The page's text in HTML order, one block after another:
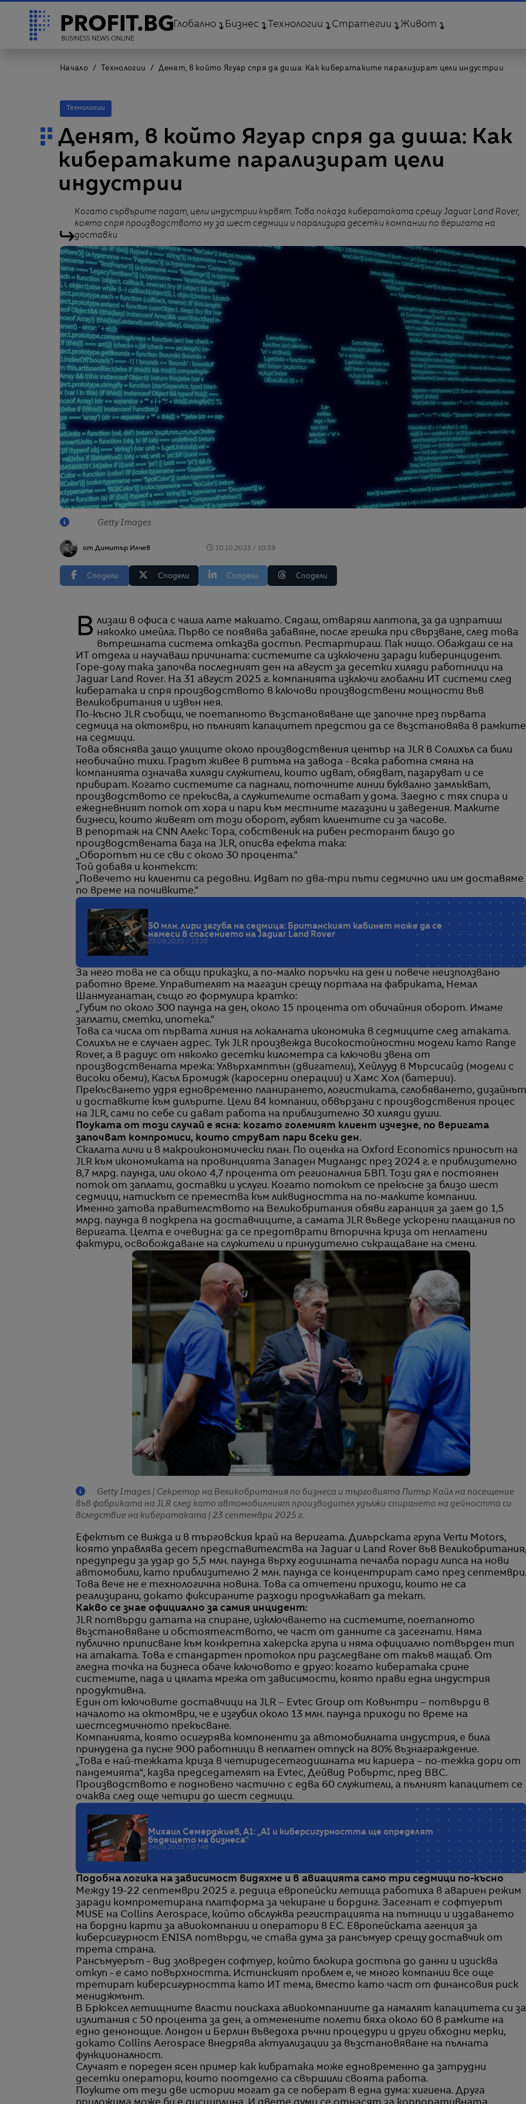
Глобално Бизнес Технологии Стратегии Живот
Начало Технологии Денят, в който Ягуар спря да диша: Как кибератаките парализират цели индустрии
Технологии
Денят, в който Ягуар спря да диша: Как
кибератаките парализират цели
индустрии
Когато сървърите падат, цели индустрии кървят. Това показа кибератаката срещу Jaguar Land Rover,
която спря производството му за шест седмици и парализира десетки компании по веригата на
доставки
Getty Images
от Димитър Илчев 10.10.2025 / 10:39
Сподели Сподели Сподели Сподели
Влизаш в офиса с чаша лате макиато. Сядаш, отваряш лаптопа, за да изпратиш няколко имейла. Първо се появява забавяне, после грешка при свързване, след това
вътрешната система отказва достъп. Рестартираш. Пак нищо. Обаждаш се на
ИТ отдела и научаваш причината: системите са изключени заради киберинцидент.
Горе-долу така започва последният ден на август за десетки хиляди работници на
Jaguar Land Rover. На 31 август 2025 г. компанията изключи глобални ИТ системи след
кибератака и спря производството в ключови производствени мощности във
Великобритания и извън нея.
По-късно JLR съобщи, че поетапното възстановяване ще започне през първата
седмица на октомври, но пълният капацитет предстои да се възстановява в рамките
на седмици.
Това обяснява защо улиците около производствения център на JLR в Солихъл са били
необичайно тихи. Градът живее в ритъма на завода - всяка работна смяна на
компанията означава хиляди служители, които идват, обядват, пазаруват и се
прибират. Когато системите са паднали, поточните линии буквално замлъкват,
производството се прекъсва, а служителите остават у дома. Заедно с тях спира и
ежедневният поток от хора и пари към местните магазини и заведения. Малките
бизнеси, които живеят от този оборот, губят клиентите си за часове.
В репортаж на CNN Алекс Тора, собственик на рибен ресторант близо до
производствената база на JLR, описва ефекта така:
„Оборотът ни се сви с около 30 процента.“
Той добавя и контекст:
„Повечето ни клиенти са редовни. Идват по два-три пъти седмично или им доставяме
по време на почивките.“
50 млн. лири загуба на седмица: Британският кабинет може да се
намеси в спасението на Jaguar Land Rover
25.09.2025 / 13:38
За него това не са общи приказки, а по-малко поръчки на ден и повече неизползвано
работно време. Управителят на магазин срещу портала на фабриката, Немал
Шанмуганатан, също го формулира кратко:
„Губим по около 300 паунда на ден, около 15 процента от обичайния оборот. Имаме
заплати, сметки, ипотека.“
Това са числа от първата линия на локалната икономика в седмиците след атаката.
Солихъл не е случаен адрес. Тук JLR произвежда високостойностни модели като Range
Rover, а в радиус от няколко десетки километра са ключови звена от
производствената мрежа: Улвърхамптън (двигатели), Хейлууд в Мърсисайд (модели с
високи обеми), Касъл Бромидж (каросерни операции) и Хамс Хол (батерии).
Прекъсването удря едновременно планирането, логистиката, сглобяването, дизайнът
и доставките към дилърите. Цели 84 компании, обвързани с производствения процес
на JLR, сами по себе си дават работа на приблизително 30 хиляди души.
Поуката от този случай е ясна: когато големият клиент изчезне, по веригата
започват компромиси, които струват пари всеки ден.
Скалата личи и в макроикономически план. По оценка на Oxford Economics приносът на
JLR към икономиката на провинцията Западен Мидландс през 2024 г. е приблизително
8,7 млрд. паунда, или около 4,7 процента от регионалния БВП. Този дял е постоянен
поток от заплати, доставки и услуги. Когато потокът се прекъсне за близо шест
седмици, натискът се премества към ликвидността на по-малките компании.
Именно затова правителството на Великобритания обяви гаранция за заем до 1,5
млрд. паунда в подкрепа на доставчиците, а самата JLR въведе ускорени плащания по
веригата. Целта е очевидна: да се предотврати вторична криза от неплатени
фактури, освобождаване на служители и принудително съкращаване на смени.
Getty Images | Секретар на Великобритания по бизнеса и търговията Питър Кайл на посещение
във фабриката на JLR след като автомобилният производител удължи спирането на дейността си
вследствие на кибератаката | 23 септември 2025 г.
Ефектът се вижда и в търговския край на веригата. Дилърската група Vertu Motors,
която управлява десет представителства на Jaguar и Land Rover във Великобритания,
предупреди за удар до 5,5 млн. паунда върху годишната печалба поради липса на нови
автомобили, като приблизително 2 млн. паунда се концентрират само през септември.
Това вече не е технологична новина. Това са отчетени приходи, които не са
реализирани, докато фиксираните разходи продължават да текат.
Какво се знае официално за самия инцидент:
JLR потвърди датата на спиране, изключването на системите, поетапното
възстановяване и обстоятелството, че част от данните са засегнати. Няма
публично приписване към конкретна хакерска група и няма официално потвърден тип
на атаката. Това е стандартен протокол при разследване от такъв мащаб. От
гледна точка на бизнеса обаче ключовото е друго: когато кибератака срине
системите, пада и цялата мрежа от зависимости, която прави една индустрия
продуктивна.
Един от ключовите доставчици на JLR – Evtec Group от Ковънтри – потвърди в
началото на октомври, че е изгубил около 13 млн. паунда приходи по време на
шестседмичното прекъсване.
Компанията, която осигурява компоненти за автомобилната индустрия, е била
принудена да пусне 900 работници в неплатен отпуск на 80% възнаграждение.
„Това е най-тежката криза в четиридесетгодишната ми кариера – по-тежка дори от
пандемията“, казва председателят на Evtec, Дейвид Робъртс, пред BBC.
Производството е подновено частично с едва 60 служители, а пълният капацитет се
очаква след още четири до шест седмици.
Михаил Семерджиев, А1: „AI и киберсигурността ще определят
бъдещето на бизнеса“
24.09.2025 / 07:48
Подобна логика на зависимост видяхме и в авиацията само три седмици по-късно
Между 19-22 септември 2025 г. редица европейски летища работиха в авариен режим
заради компрометирана платформа за чекиране и бординг. Засегнат е софтуерът
MUSE на Collins Aerospace, който обслужва регистрацията на пътници и издаването
на бордни карти за авиокомпании и оператори в ЕС. Европейската агенция за
киберсигурност ENISA потвърди, че става дума за рансъмуер срещу доставчик от
трета страна.
Рансъмуерът - вид зловреден софтуер, който блокира достъпа до данни и изисква
откуп - е само повърхността. Истинският проблем е, че много компании все още
третират киберсигурността като ИТ тема, вместо като част от финансовия риск
мениджмънт.
В Брюксел летищните власти поискаха авиокомпаниите да намалят капацитета си за
излитания с 50 процента за ден, а отменените полети бяха около 60 в рамките на
едно денонощие. Лондон и Берлин въведоха ръчни процедури и други обходни мерки,
докато Collins Aerospace внедрява актуализации за възстановяване на пълната
функционалност.
Случаят е пореден ясен пример как кибратака може едновременно да затрудни
десетки оператори, които поотделно са свършили своята работа.
Поуките от тези две истории могат да се поберат в една дума: хигиена. Друга